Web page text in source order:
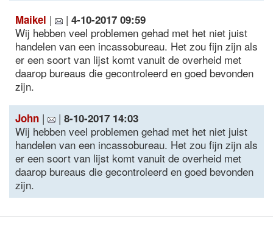
Maikel | | 4-10-2017 09:59
Wij hebben veel problemen gehad met het niet juist
handelen van een incassobureau. Het zou fijn zijn als
er een soort van lijst komt vanuit de overheid met
daarop bureaus die gecontroleerd en goed bevonden
zijn.
John | | 8-10-2017 14:03
Wij hebben veel problemen gehad met het niet juist
handelen van een incassobureau. Het zou fijn zijn als
er een soort van lijst komt vanuit de overheid met
daarop bureaus die gecontroleerd en goed bevonden
zijn.